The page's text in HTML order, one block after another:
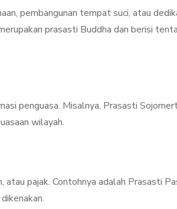
pembangunan tempat suci, atau
prasasti Buddha dan berisi
penguasa. Misalnya, Prasasti
wilayah.
pajak. Contohnya adalah Prasasti